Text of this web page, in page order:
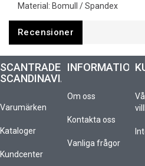
Material: Bomull / Spandex
Recensioner
SCANTRADE
SCANDINAVIA
Varumärken
Kataloger
Kundcenter
INFORMATION
Om oss
Kontakta oss
Vanliga frågor